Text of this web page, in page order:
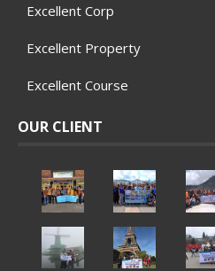
Excellent Corp
Excellent Property
Excellent Course
OUR CLIENT